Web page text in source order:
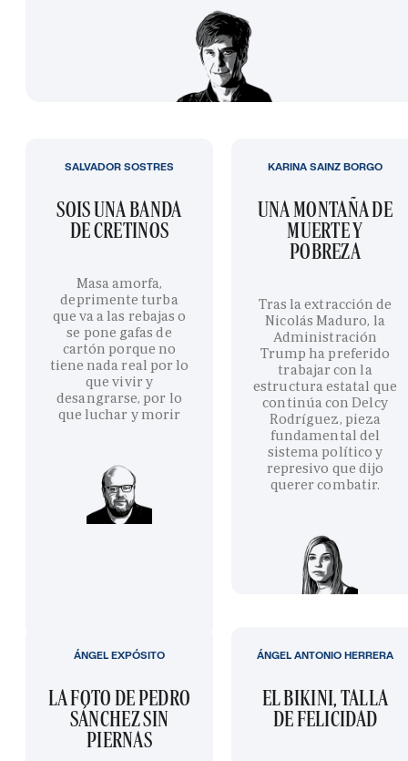
SOIS UNA BANDA
DE CRETINOS
Masa amorfa,
deprimente turba
que va a las rebajas o
se pone gafas de
cartón porque no
tiene nada real por lo
que vivir y
desangrarse, por lo
que luchar y morir
SALVADOR SOSTRES
UNA MONTAÑA DE
MUERTE Y
POBREZA
Tras la extracción de
Nicolás Maduro, la
Administración
Trump ha preferido
trabajar con la
estructura estatal que
continúa con Delcy
Rodríguez, pieza
fundamental del
sistema político y
represivo que dijo
querer combatir.
KARINA SAINZ BORGO
LA FOTO DE PEDRO
SÁNCHEZ SIN
PIERNAS
ÁNGEL EXPÓSITO
EL BIKINI, TALLA
DE FELICIDAD
ÁNGEL ANTONIO HERRERA